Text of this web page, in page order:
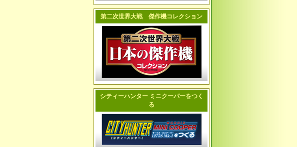
第二次世界大戦 傑作機コレクション
シティーハンター ミニクーパーをつく
る